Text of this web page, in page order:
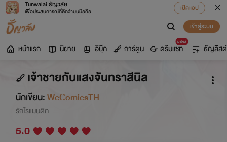
Tunwalai ธัญวลัย
เพื่อประสบการณ์ที่ดีกว่าบนมือถือ
เปิดแอป
เข้าสู่ระบบ
หน้าแรก นิยาย อีบุ๊ก การ์ตูน
มาใหม่
ดรีมแชท ธัญลิสต์
เจ้าชายกับแสงจันทราสีนิล
นักเขียน:WeComicsTH
รักโรแมนติก
5.0